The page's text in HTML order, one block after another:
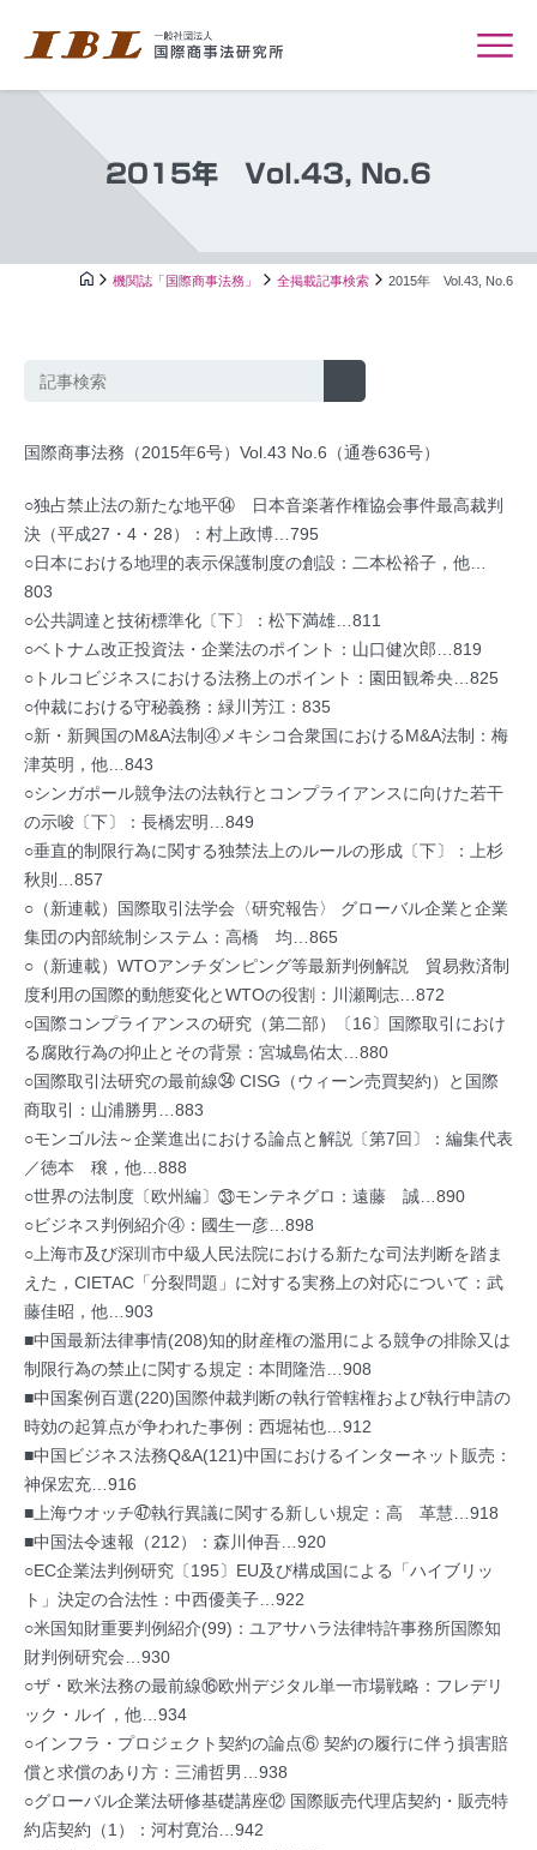
2015年 Vol.43, No.6
機関誌「国際商事法務」 全掲載記事検索 2015年 Vol.43, No.6
国際商事法務（2015年6号）Vol.43 No.6（通巻636号）
○独占禁止法の新たな地平⑭ 日本音楽著作権協会事件最高裁判
決（平成27・4・28）：村上政博…795
○日本における地理的表示保護制度の創設：二本松裕子，他…
803
○公共調達と技術標準化〔下〕：松下満雄…811
○ベトナム改正投資法・企業法のポイント：山口健次郎…819
○トルコビジネスにおける法務上のポイント：園田観希央…825
○仲裁における守秘義務：緑川芳江：835
○新・新興国のM&A法制④メキシコ合衆国におけるM&A法制：梅
津英明，他…843
○シンガポール競争法の法執行とコンプライアンスに向けた若干
の示唆〔下〕：長橋宏明…849
○垂直的制限行為に関する独禁法上のルールの形成〔下〕：上杉
秋則…857
○（新連載）国際取引法学会〈研究報告〉 グローバル企業と企業
集団の内部統制システム：高橋 均…865
○（新連載）WTOアンチダンピング等最新判例解説 貿易救済制
度利用の国際的動態変化とWTOの役割：川瀬剛志…872
○国際コンプライアンスの研究（第二部）〔16〕国際取引におけ
る腐敗行為の抑止とその背景：宮城島佑太…880
○国際取引法研究の最前線㉞ CISG（ウィーン売買契約）と国際
商取引：山浦勝男…883
○モンゴル法～企業進出における論点と解説〔第7回〕：編集代表
／徳本 穣，他…888
○世界の法制度〔欧州編〕㉝モンテネグロ：遠藤 誠…890
○ビジネス判例紹介④：國生一彦…898
○上海市及び深玔市中級人民法院における新たな司法判断を踏ま
えた，CIETAC「分裂問題」に対する実務上の対応について：武
藤佳昭，他…903
■中国最新法律事情(208)知的財産権の濫用による競争の排除又は
制限行為の禁止に関する規定：本間隆浩…908
■中国案例百選(220)国際仲裁判断の執行管轄権および執行申請の
時効の起算点が争われた事例：西堀祐也…912
■中国ビジネス法務Q&A(121)中国におけるインターネット販売：
神保宏充…916
■上海ウオッチ㊼執行異議に関する新しい規定：高 革慧…918
■中国法令速報（212）：森川伸吾…920
○EC企業法判例研究〔195〕EU及び構成国による「ハイブリッ
ト」決定の合法性：中西優美子…922
○米国知財重要判例紹介(99)：ユアサハラ法律特許事務所国際知
財判例研究会…930
○ザ・欧米法務の最前線⑯欧州デジタル単一市場戦略：フレデリ
ック・ルイ，他…934
○インフラ・プロジェクト契約の論点⑥ 契約の履行に伴う損害賠
償と求償のあり方：三浦哲男…938
○グローバル企業法研修基礎講座⑫ 国際販売代理店契約・販売特
約店契約（1）：河村寛治…942